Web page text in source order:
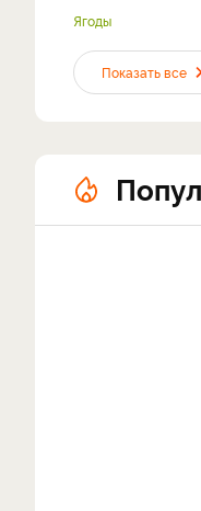
Ягоды
Показать все